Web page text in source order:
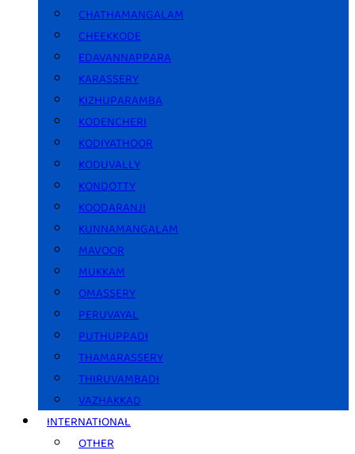
CHATHAMANGALAM
CHEEKKODE
EDAVANNAPPARA
KARASSERY
KIZHUPARAMBA
KODENCHERI
KODIYATHOOR
KODUVALLY
KONDOTTY
KOODARANJI
KUNNAMANGALAM
MAVOOR
MUKKAM
OMASSERY
PERUVAYAL
PUTHUPPADI
THAMARASSERY
THIRUVAMBADI
VAZHAKKAD
INTERNATIONAL
OTHER